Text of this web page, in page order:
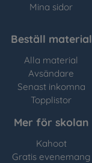
Mina sidor
Beställ material
Alla material
Avsändare
Senast inkomna
Topplistor
Mer för skolan
Kahoot
Gratis evenemang